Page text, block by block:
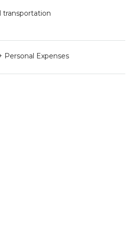
transportation
Personal Expenses